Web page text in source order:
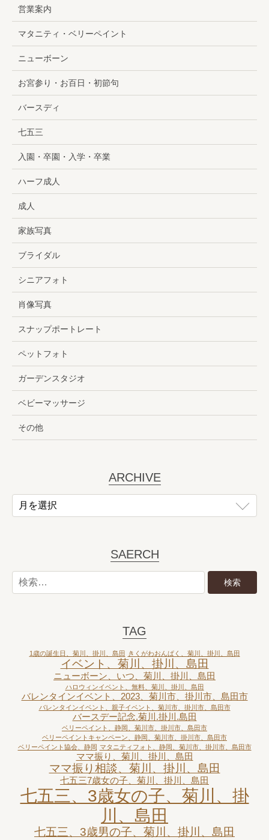
営業案内
マタニティ・ベリーペイント
ニューボーン
お宮参り・お百日・初節句
バースディ
七五三
入園・卒園・入学・卒業
ハーフ成人
成人
家族写真
ブライダル
シニアフォト
肖像写真
スナップポートレート
ペットフォト
ガーデンスタジオ
ベビーマッサージ
その他
ARCHIVE
SAERCH
TAG
1歳の誕生日、菊川、掛川、島田 きくがわおんぱく、菊川、掛川、島田
イベント、菊川、掛川、島田
ニューボーン、いつ、菊川、掛川、島田
ハロウィンイベント、無料、菊川、掛川、島田
バレンタインイベント、2023、菊川市、掛川市、島田市
バレンタインイベント、親子イベント、菊川市、掛川市、島田市
バースデー記念.菊川.掛川.島田
ベリーペイント、静岡、菊川市、掛川市、島田市
ベリーペイントキャンペーン、静岡、菊川市、掛川市、島田市
ベリーペイント協会、静岡 マタニティフォト、静岡、菊川市、掛川市、島田市
ママ振り、菊川、掛川、島田
ママ振り相談、菊川、掛川、島田
七五三7歳女の子、菊川、掛川、島田
七五三、3歳女の子、菊川、掛
川、島田
七五三、3歳男の子、菊川、掛川、島田